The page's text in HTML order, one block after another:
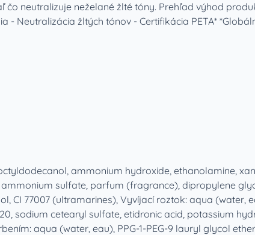
neutralizuje neželané žlté tóny. Prehľad výhod
Neutralizácia žltých tónov - Certifikácia PETA*
ammonium hydroxide, ethanolamine,
sulfate, parfum (fragrance), dipropylene
CI 77007 (ultramarines), Vyvíjací roztok: aqua (water,
sodium cetearyl sulfate, etidronic acid, potassium
aqua (water, eau), PPG-1-PEG-9 lauryl glycol